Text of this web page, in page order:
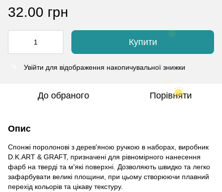
32.00 грн
Купити
Увійти для відображення накопичувальної знижки
До обраного Порівняти
Опис
Спонжі поролонові з дерев'яною ручкою в наборах, виробник
D.K.ART & GRAFT, призначені для рівномірного нанесення
фарб на тверді та м'які поверхні. Дозволяють швидко та легко
зафарбувати великі площини, при цьому створюючи плавний
перехід кольорів та цікаву текстуру.